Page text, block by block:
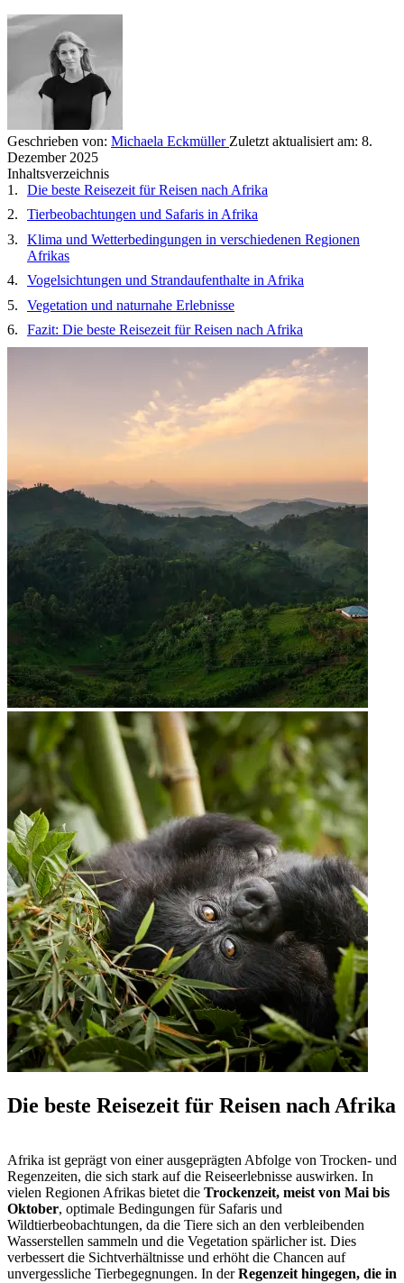
Geschrieben von: Michaela Eckmüller Zuletzt aktualisiert am: 8.
Dezember 2025
Inhaltsverzeichnis
Die beste Reisezeit für Reisen nach Afrika
Tierbeobachtungen und Safaris in Afrika
Klima und Wetterbedingungen in verschiedenen Regionen
Afrikas
Vogelsichtungen und Strandaufenthalte in Afrika
Vegetation und naturnahe Erlebnisse
Fazit: Die beste Reisezeit für Reisen nach Afrika
Die beste Reisezeit für Reisen nach Afrika
Afrika ist geprägt von einer ausgeprägten Abfolge von Trocken- und
Regenzeiten, die sich stark auf die Reiseerlebnisse auswirken. In
vielen Regionen Afrikas bietet die Trockenzeit, meist von Mai bis
Oktober, optimale Bedingungen für Safaris und
Wildtierbeobachtungen, da die Tiere sich an den verbleibenden
Wasserstellen sammeln und die Vegetation spärlicher ist. Dies
verbessert die Sichtverhältnisse und erhöht die Chancen auf
unvergessliche Tierbegegnungen. In derRegenzeit hingegen, die in